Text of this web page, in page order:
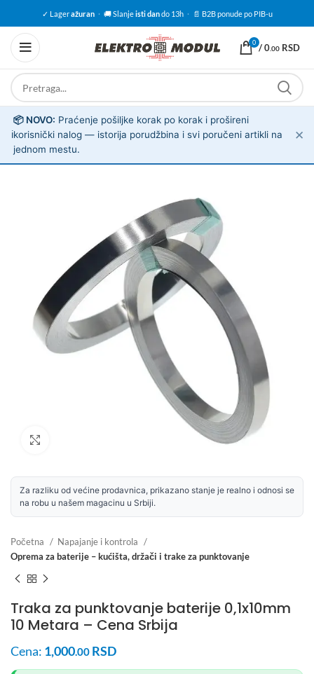
✓ Lageražuran · 🚚 Slanjeisti dando 13h · 📄 B2B ponude po PIB-u
0 /0.00 RSD
ℹ️
📦 NOVO: Praćenje pošiljke korak po korak i prošireni
korisnički nalog — istorija porudžbina i svi poručeni artikli na
jednom mestu.
✕
Za razliku od većine prodavnica, prikazano stanje je realno i odnosi se
na robu u našem magacinu u Srbiji.
Početna
Napajanje i kontrola
Oprema za baterije – kućišta, držači i trake za punktovanje
Traka za punktovanje baterije 0,1x10mm
10 Metara – Cena Srbija
Cena: 1,000.00 RSD